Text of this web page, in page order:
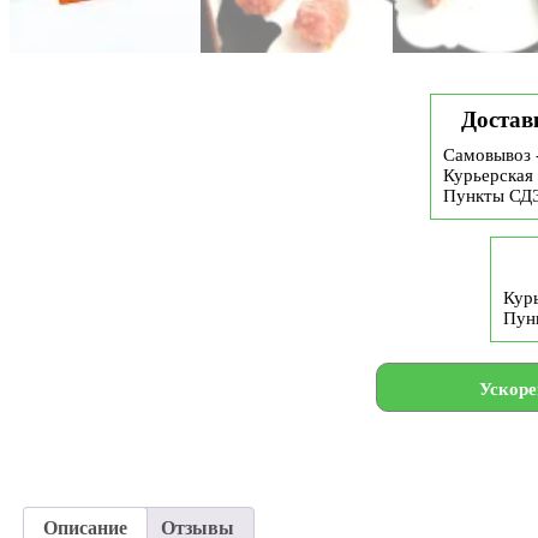
Самовывоз
Пункты
Описание Отзывы